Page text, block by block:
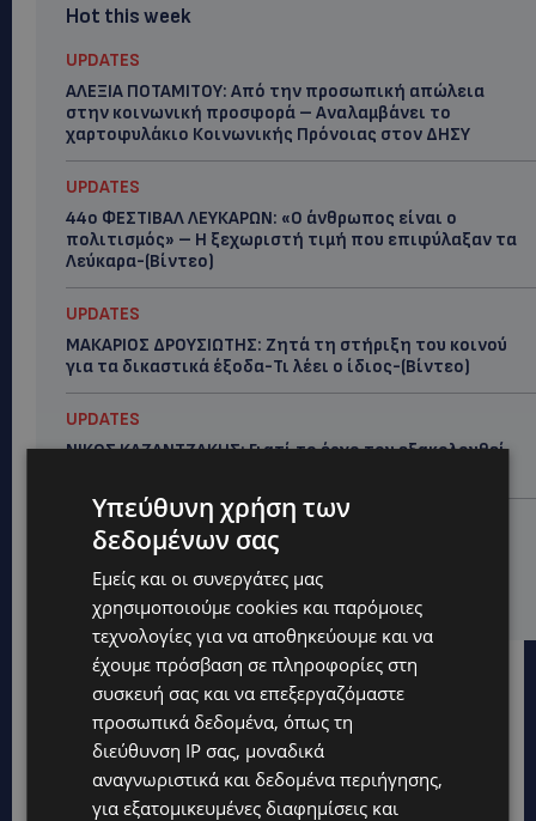
Hot this week
UPDATES
ΑΛΕΞΙΑ ΠΟΤΑΜΙΤΟΥ: Από την προσωπική απώλεια
στην κοινωνική προσφορά – Αναλαμβάνει το
χαρτοφυλάκιο Κοινωνικής Πρόνοιας στον ΔΗΣΥ
UPDATES
44ο ΦΕΣΤΙΒΑΛ ΛΕΥΚΑΡΩΝ: «Ο άνθρωπος είναι ο
πολιτισμός» – Η ξεχωριστή τιμή που επιφύλαξαν τα
Λεύκαρα-(Βίντεο)
UPDATES
ΜΑΚΑΡΙΟΣ ΔΡΟΥΣΙΩΤΗΣ: Ζητά τη στήριξη του κοινού
για τα δικαστικά έξοδα-Τι λέει ο ίδιος-(Βίντεο)
UPDATES
ΝΙΚΟΣ ΚΑΖΑΝΤΖΑΚΗΣ: Γιατί το έργο του εξακολουθεί
UPDATES
ΝΟΣΟΚΟΜΕΙΟ ΛΕΜΕΣΟΥ: «Θα γινόμουν εγώ τα μάτια
του» – Συγκλονίζει η μητέρα του 4χρονου Μάριου:
«Ζούμε σε μια επικίνδυνη πόλη» -(Βίντεο)
Υπεύθυνη χρήση των
δεδομένων σας
Εμείς και οι συνεργάτες μας
χρησιμοποιούμε cookies και παρόμοιες
τεχνολογίες για να αποθηκεύουμε και να
έχουμε πρόσβαση σε πληροφορίες στη
συσκευή σας και να επεξεργαζόμαστε
προσωπικά δεδομένα, όπως τη
διεύθυνση IP σας, μοναδικά
αναγνωριστικά και δεδομένα περιήγησης,
για εξατομικευμένες διαφημίσεις και